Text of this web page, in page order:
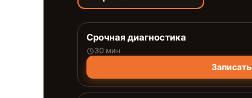
Срочная диагностика
30 мин